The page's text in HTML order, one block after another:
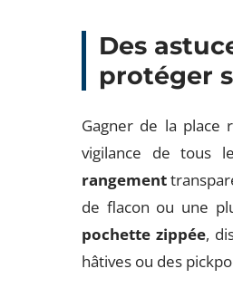
Des
protéger
Gagner de la place
vigilance de tous
rangement
de flacon ou une
pochette zippée,
hâtives ou des